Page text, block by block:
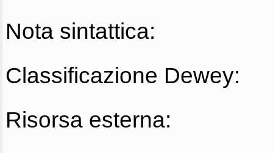
Nota sintattica:
Classificazione Dewey:
Risorsa esterna: